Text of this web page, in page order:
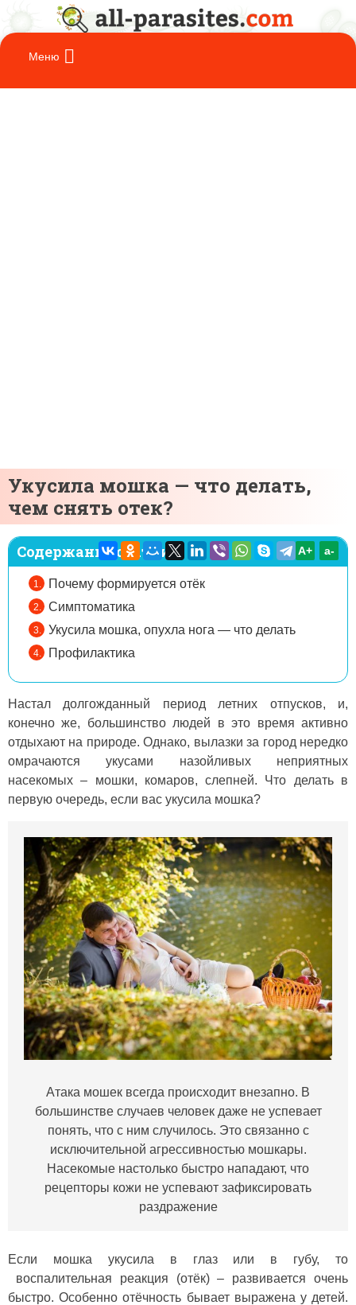
Укусила мошка — что делать,
чем снять отек?
Содержание статьи:
Почему формируется отёк
Симптоматика
Укусила мошка, опухла нога — что делать
Профилактика
A+ а-
Настал долгожданный период летних отпусков, и,
конечно же, большинство людей в это время активно
отдыхают на природе. Однако, вылазки за город нередко
омрачаются укусами назойливых неприятных
насекомых – мошки, комаров, слепней. Что делать в
первую очередь, если вас укусила мошка?
Атака мошек всегда происходит внезапно. В
большинстве случаев человек даже не успевает
понять, что с ним случилось. Это связанно с
исключительной агрессивностью мошкары.
Насекомые настолько быстро нападают, что
рецепторы кожи не успевают зафиксировать
раздражение
Если мошка укусила в глаз или в губу, то
воспалительная реакция (отёк) – развивается очень
быстро. Особенно отёчность бывает выражена у детей.